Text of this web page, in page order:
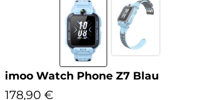
imoo Watch Phone Z7 Blau
178,90 €